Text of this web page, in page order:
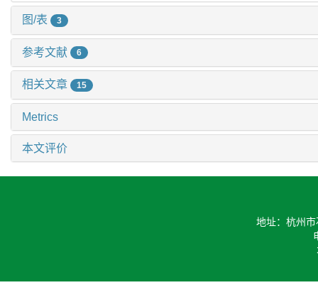
图/表 3
参考文献 6
相关文章 15
Metrics
本文评价
地址：杭州